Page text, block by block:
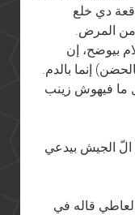
دي خلع
من المرض.
بيوضح، إن
إنما بالدم.
ما فيهوش زينب
الّ الجيش بيدعي
العاطي قاله في